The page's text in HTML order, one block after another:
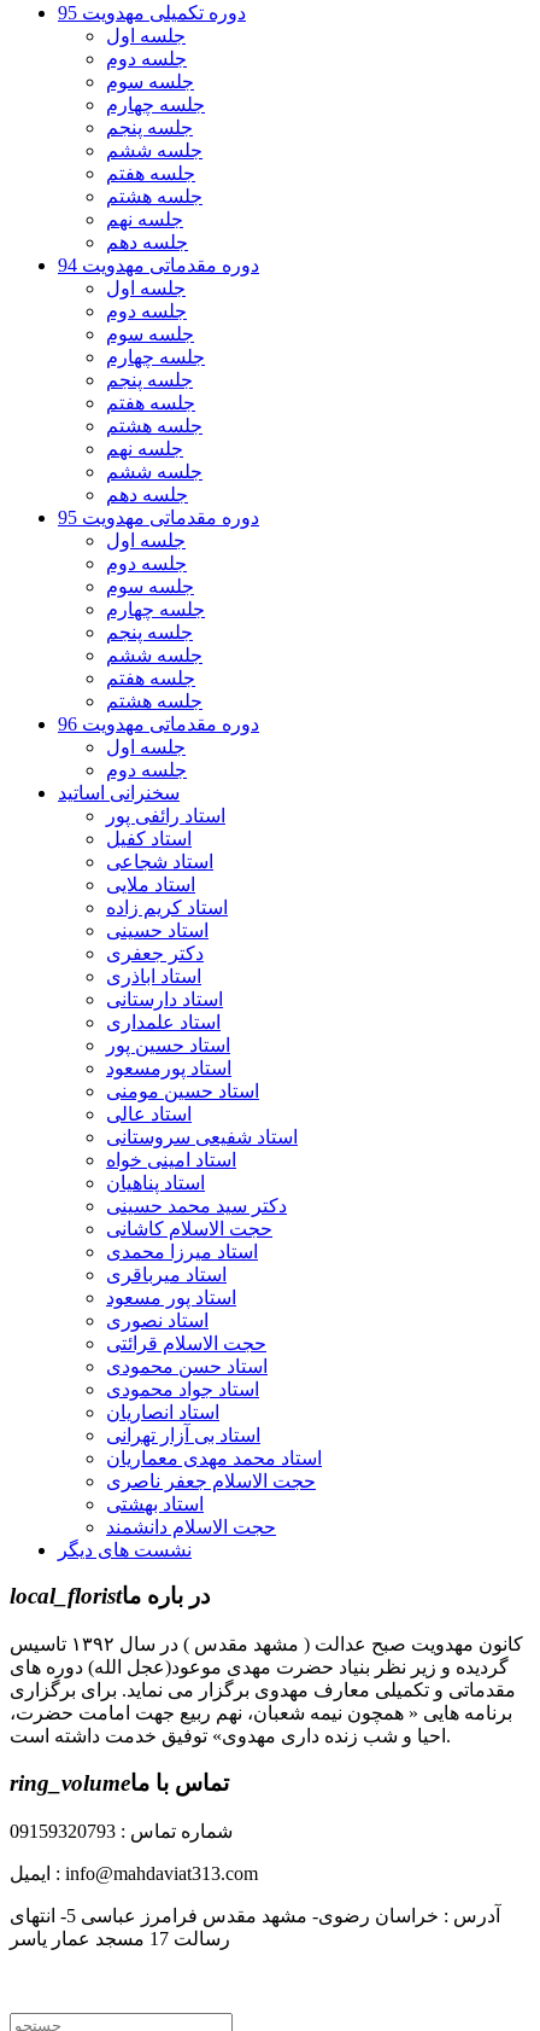
دوره تکمیلی مهدویت 95
جلسه اول
جلسه دوم
جلسه سوم
جلسه چهارم
جلسه پنجم
جلسه ششم
جلسه هفتم
جلسه هشتم
جلسه نهم
جلسه دهم
دوره مقدماتی مهدویت 94
جلسه اول
جلسه دوم
جلسه سوم
جلسه چهارم
جلسه پنجم
جلسه هفتم
جلسه هشتم
جلسه نهم
جلسه ششم
جلسه دهم
دوره مقدماتی مهدویت 95
جلسه اول
جلسه دوم
جلسه سوم
جلسه چهارم
جلسه پنجم
جلسه ششم
جلسه هفتم
جلسه هشتم
دوره مقدماتی مهدویت 96
جلسه اول
جلسه دوم
سخنرانی اساتید
استاد رائفی پور
استاد کفیل
استاد شجاعی
استاد ملایی
استاد کریم زاده
استاد حسینی
دکتر جعفری
استاد اباذری
استاد دارستانی
استاد علمداری
استاد حسین پور
استاد پورمسعود
استاد حسین مومنی
استاد عالی
استاد شفیعی سروستانی
استاد امینی خواه
استاد پناهیان
دکتر سید محمد حسینی
حجت الاسلام کاشانی
استاد میرزا محمدی
استاد میرباقری
استاد پور مسعود
استاد نصوری
حجت الاسلام قرائتی
استاد حسن محمودی
استاد جواد محمودی
استاد انصاریان
استاد بی آزار تهرانی
استاد محمد مهدی معماریان
حجت الاسلام جعفر ناصری
استاد بهشتی
حجت الاسلام دانشمند
نشست های دیگر
local_floristدر باره ما
کانون مهدویت صبح عدالت ( مشهد مقدس ) در سال ۱۳۹۲ تاسیس
گردیده و زیر نظر بنیاد حضرت مهدی موعود(عجل الله) دوره های
مقدماتی و تکمیلی معارف مهدوی برگزار می نماید. برای برگزاری
برنامه هایی « همچون نیمه شعبان، نهم ربیع جهت امامت حضرت،
احیا و شب زنده داری مهدوی» توفیق خدمت داشته است.
ring_volumeتماس با ما
شماره تماس : 09159320793
ایمیل : info@mahdaviat313.com
آدرس : خراسان رضوی- مشهد مقدس فرامرز عباسی 5- انتهای
رسالت 17 مسجد عمار یاسر